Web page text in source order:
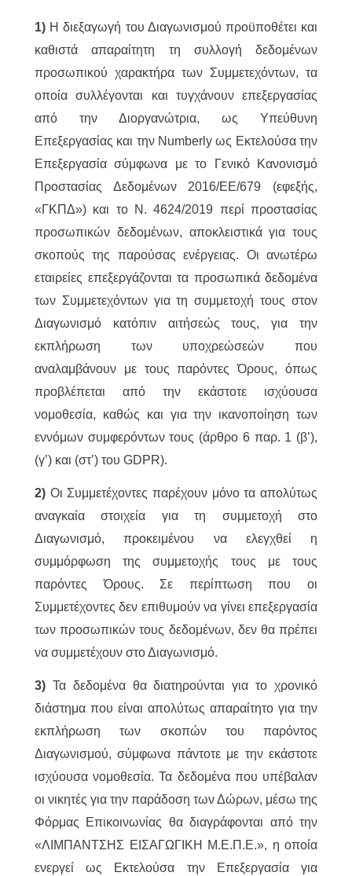
1) Η διεξαγωγή του Διαγωνισμού προϋποθέτει και
καθιστά απαραίτητη τη συλλογή δεδομένων
προσωπικού χαρακτήρα των Συμμετεχόντων, τα
οποία συλλέγονται και τυγχάνουν επεξεργασίας
από την Διοργανώτρια, ως Υπεύθυνη
Επεξεργασίας και την Numberly ως Εκτελούσα την
Επεξεργασία σύμφωνα με το Γενικό Κανονισμό
Προστασίας Δεδομένων 2016/ΕΕ/679 (εφεξής,
«ΓΚΠΔ») και το Ν. 4624/2019 περί προστασίας
προσωπικών δεδομένων, αποκλειστικά για τους
σκοπούς της παρούσας ενέργειας. Οι ανωτέρω
εταιρείες επεξεργάζονται τα προσωπικά δεδομένα
των Συμμετεχόντων για τη συμμετοχή τους στον
Διαγωνισμό κατόπιν αιτήσεώς τους, για την
εκπλήρωση των υποχρεώσεών που
αναλαμβάνουν με τους παρόντες Όρους, όπως
προβλέπεται από την εκάστοτε ισχύουσα
νομοθεσία, καθώς και για την ικανοποίηση των
εννόμων συμφερόντων τους (άρθρο 6 παρ. 1 (β’),
(γ’) και (στ’) του GDPR).
2) Οι Συμμετέχοντες παρέχουν μόνο τα απολύτως
αναγκαία στοιχεία για τη συμμετοχή στο
Διαγωνισμό, προκειμένου να ελεγχθεί η
συμμόρφωση της συμμετοχής τους με τους
παρόντες Όρους. Σε περίπτωση που οι
Συμμετέχοντες δεν επιθυμούν να γίνει επεξεργασία
των προσωπικών τους δεδομένων, δεν θα πρέπει
να συμμετέχουν στο Διαγωνισμό.
3) Τα δεδομένα θα διατηρούνται για το χρονικό
διάστημα που είναι απολύτως απαραίτητο για την
εκπλήρωση των σκοπών του παρόντος
Διαγωνισμού, σύμφωνα πάντοτε με την εκάστοτε
ισχύουσα νομοθεσία. Τα δεδομένα που υπέβαλαν
οι νικητές για την παράδοση των Δώρων, μέσω της
Φόρμας Επικοινωνίας θα διαγράφονται από την
«ΛΙΜΠΑΝΤΣΗΣ ΕΙΣΑΓΩΓΙΚΗ Μ.Ε.Π.Ε.», η οποία
ενεργεί ως Εκτελούσα την Επεξεργασία για